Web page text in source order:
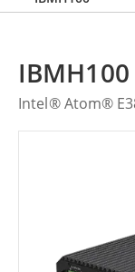
IBMH100
Intel® Atom®